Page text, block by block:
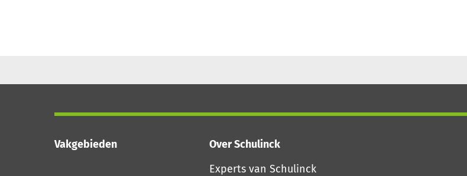
Vakgebieden
Over Schulinck
Experts van Schulinck